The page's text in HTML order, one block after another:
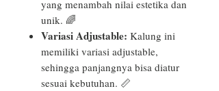
yang menambah nilai estetika dan
unik. 🌈
Variasi Adjustable: Kalung ini
memiliki variasi adjustable,
sehingga panjangnya bisa diatur
sesuai kebutuhan. 📏